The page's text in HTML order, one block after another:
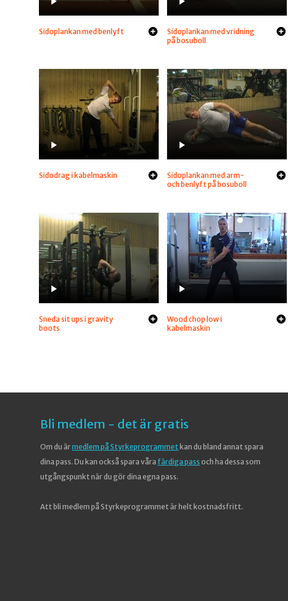
Sidoplankan med benlyft
Sidoplankan med vridning
på bosuboll
Sidodrag i kabelmaskin
Sidoplankan med arm-
och benlyft på bosuboll
Sneda sit ups i gravity
boots
Wood chop low i
kabelmaskin
Bli medlem - det är gratis
Om du ärmedlem på Styrkeprogrammetkan du bland annat spara
dina pass. Du kan också spara vårafärdiga pass och ha dessa som
utgångspunkt när du gör dina egna pass.
Att bli medlem på Styrkeprogrammet är helt kostnadsfritt.